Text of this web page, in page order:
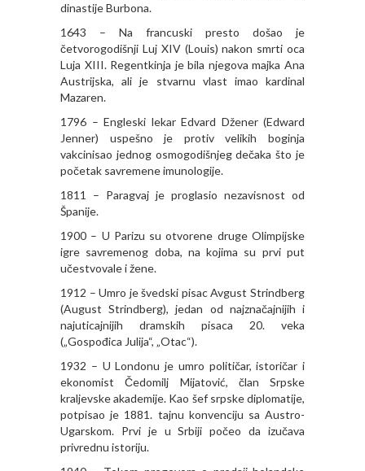
dinastije Burbona.
1643 – Na francuski presto došao je
četvorogodišnji Luj XIV (Louis) nakon smrti oca
Luja XIII. Regentkinja je bila njegova majka Ana
Austrijska, ali je stvarnu vlast imao kardinal
Mazaren.
1796 – Engleski lekar Edvard Džener (Edward
Jenner) uspešno je protiv velikih boginja
vakcinisao jednog osmogodišnjeg dečaka što je
početak savremene imunologije.
1811 – Paragvaj je proglasio nezavisnost od
Španije.
1900 – U Parizu su otvorene druge Olimpijske
igre savremenog doba, na kojima su prvi put
učestvovale i žene.
1912 – Umro je švedski pisac Avgust Strindberg
(August Strindberg), jedan od najznačajnijih i
najuticajnijih dramskih pisaca 20. veka
(„Gospođica Julija“, „Otac“).
1932 – U Londonu je umro političar, istoričar i
ekonomist Čedomilj Mijatović, član Srpske
kraljevske akademije. Kao šef srpske diplomatije,
potpisao je 1881. tajnu konvenciju sa Austro-
Ugarskom. Prvi je u Srbiji počeo da izučava
privrednu istoriju.